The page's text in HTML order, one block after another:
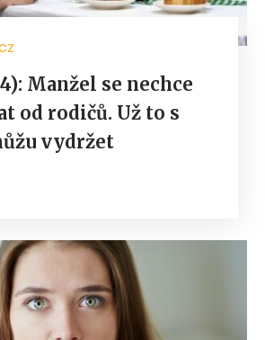
Manžel se nechce
od rodičů. Už to s
vydržet